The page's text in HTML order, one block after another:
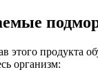
продукта
организм: